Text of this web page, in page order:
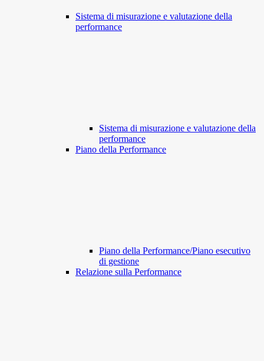
Sistema di misurazione e valutazione della
performance
Sistema di misurazione e valutazione della
performance
Piano della Performance
Piano della Performance/Piano esecutivo
di gestione
Relazione sulla Performance